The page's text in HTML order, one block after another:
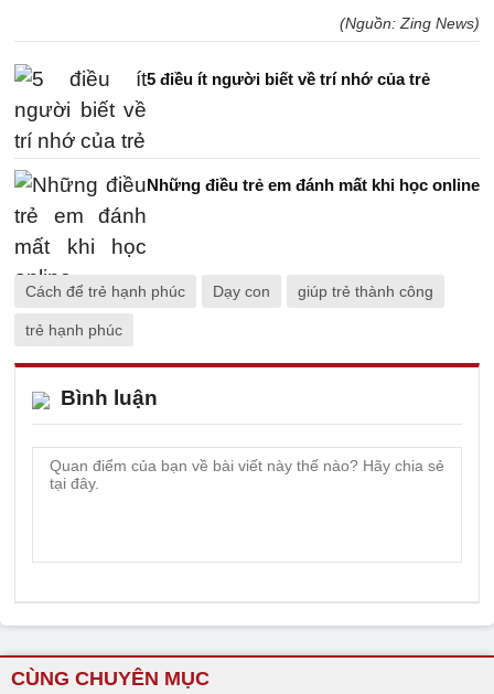
(Nguồn: Zing News)
5 điều ít người biết về trí nhớ của trẻ
Những điều trẻ em đánh mất khi học online
Cách để trẻ hạnh phúc Dạy con giúp trẻ thành công
trẻ hạnh phúc
Bình luận
CÙNG CHUYÊN MỤC